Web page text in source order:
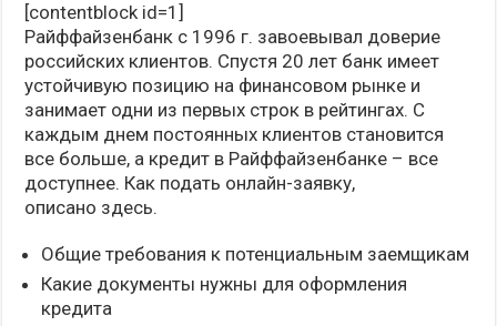
[contentblock id=1]
Райффайзенбанк с 1996 г. завоевывал доверие
российских клиентов. Спустя 20 лет банк имеет
устойчивую позицию на финансовом рынке и
занимает одни из первых строк в рейтингах. С
каждым днем постоянных клиентов становится
все больше, а кредит в Райффайзенбанке – все
доступнее. Как подать онлайн-заявку,
описано здесь.
Общие требования к потенциальным заемщикам
Какие документы нужны для оформления
кредита